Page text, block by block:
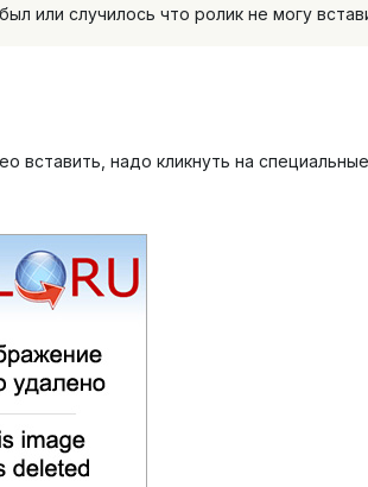
или случилось что ролик не могу
вставить, надо кликнуть на